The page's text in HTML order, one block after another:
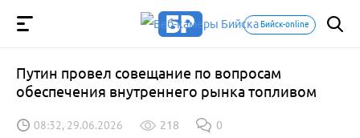
Бийск-online
Путин провел совещание по вопросам
обеспечения внутреннего рынка топливом
08:32, 29.06.2026 218 0